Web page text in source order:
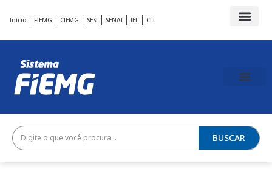
Início FIEMG CIEMG SESI SENAI IEL CIT
BUSCAR